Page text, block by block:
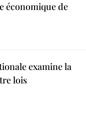
économique de
examine la
lois